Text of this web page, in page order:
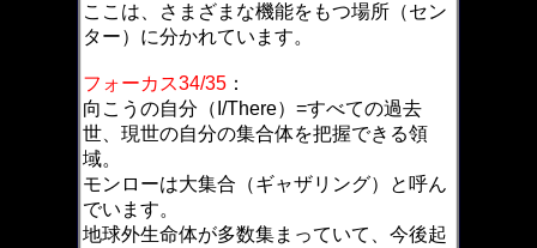
ここは、さまざまな機能をもつ場所（セン
ター）に分かれています。
フォーカス34/35 ：
向こうの自分（I/There）=すべての過去
世、現世の自分の集合体を把握できる領
域。
モンローは大集合（ギャザリング）と呼ん
でいます。
地球外生命体が多数集まっていて、今後起